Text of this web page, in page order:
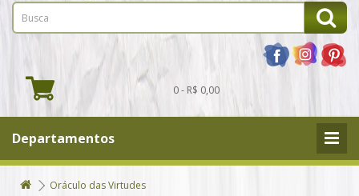
0 - R$ 0,00
Departamentos
Oráculo das Virtudes